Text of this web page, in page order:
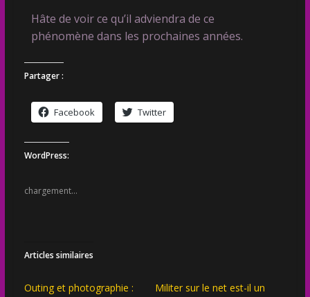
Hâte de voir ce qu’il adviendra de ce
phénomène dans les prochaines années.
Partager :
Facebook Twitter
WordPress:
chargement…
Articles similaires
Outing et photographie :
Militer sur le net est-il un